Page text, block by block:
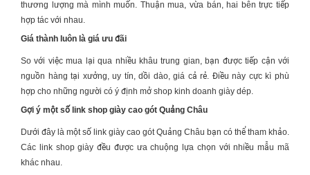
thương lượng mà mình muốn. Thuận mua, vừa bán, hai bên trực tiếp
hợp tác với nhau.
Giá thành luôn là giá ưu đãi
So với việc mua lại qua nhiều khâu trung gian, bạn được tiếp cận với
nguồn hàng tại xưởng, uy tín, dồi dào, giá cả rẻ. Điều này cực kì phù
hợp cho những người có ý định mở shop kinh doanh giày dép.
Gợi ý một số link shop giày cao gót Quảng Châu
Dưới đây là một số link giày cao gót Quảng Châu bạn có thể tham khảo.
Các link shop giày đều được ưa chuộng lựa chọn với nhiều mẫu mã
khác nhau.